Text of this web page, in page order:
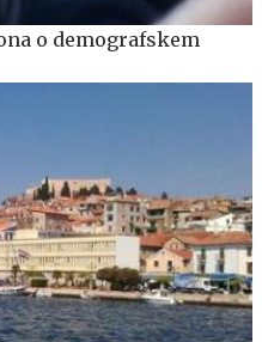
o demografskem